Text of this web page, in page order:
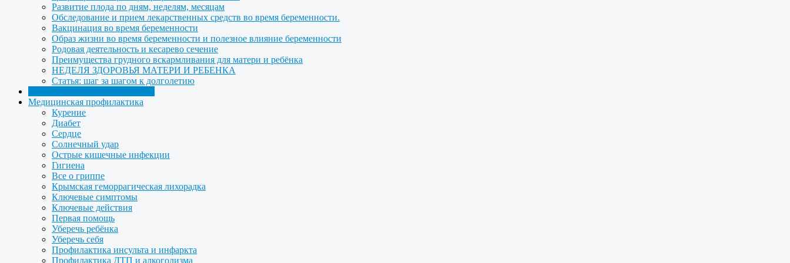
Развитие плода по дням, неделям, месяцам
Обследование и прием лекарственных средств во время беременности.
Вакцинация во время беременности
Образ жизни во время беременности и полезное влияние беременности
Родовая деятельность и кесарево сечение
Преимущества грудного вскармливания для матери и ребёнка
НЕДЕЛЯ ЗДОРОВЬЯ МАТЕРИ И РЕБЕНКА
Статья: шаг за шагом к долголетию
Медицинская профилактика
Курение
Диабет
Сердце
Солнечный удар
Острые кишечные инфекции
Гигиена
Все о гриппе
Крымская геморрагическая лихорадка
Ключевые симптомы
Ключевые действия
Первая помощь
Уберечь ребёнка
Уберечь себя
Профилактика инсульта и инфаркта
Профилактика ДТП и алкоголизма